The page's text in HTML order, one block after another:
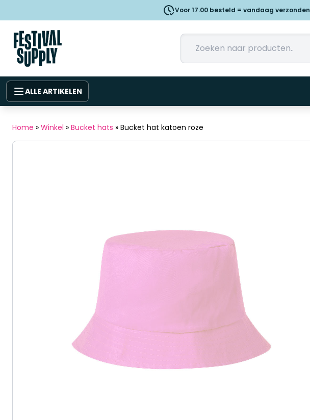
Voor 17.00 besteld = vandaag verzonden
ALLE ARTIKELEN
Home » Winkel » Bucket hats » Bucket hat katoen roze